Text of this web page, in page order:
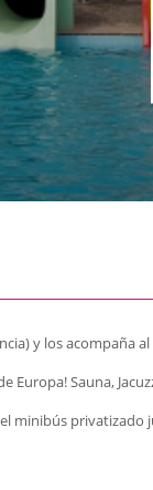
y los acompaña
Europa! Sauna,
minibús privatizado